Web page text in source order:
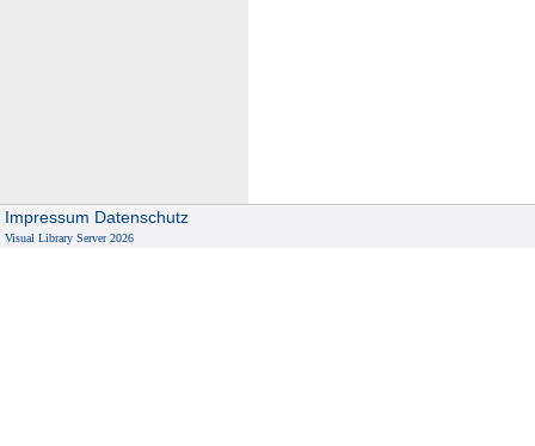
Impressum Datenschutz
Visual Library Server 2026